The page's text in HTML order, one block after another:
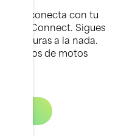
se conecta con tu
BRP Connect. Sigues
aventuras a la nada.
de motos